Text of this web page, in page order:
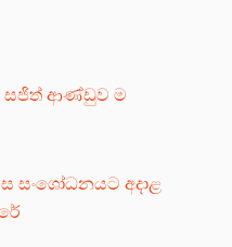
සජිත් ආණ්ඩුව ම
සංශෝධනයට අදාළ